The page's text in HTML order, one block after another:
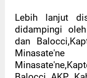
Lebih lanjut
didampingi
dan